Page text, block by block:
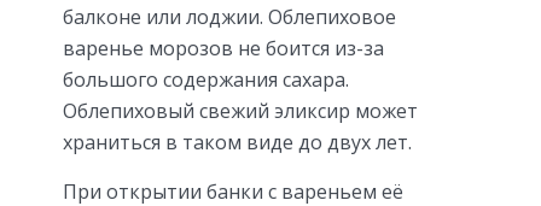
балконе или лоджии. Облепиховое
варенье морозов не боится из-за
большого содержания сахара.
Облепиховый свежий эликсир может
храниться в таком виде до двух лет.
При открытии банки с вареньем её